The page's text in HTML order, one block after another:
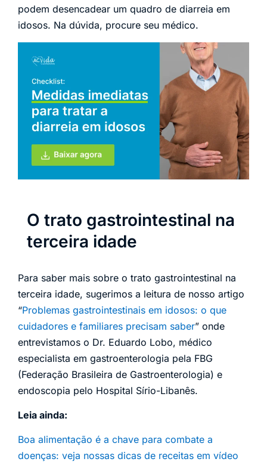
podem desencadear um quadro de diarreia em
idosos. Na dúvida, procure seu médico.
O trato gastrointestinal na
terceira idade
Para saber mais sobre o trato gastrointestinal na
terceira idade, sugerimos a leitura de nosso artigo
“Problemas gastrointestinais em idosos: o que
cuidadores e familiares precisam saber” onde
entrevistamos o Dr. Eduardo Lobo, médico
especialista em gastroenterologia pela FBG
(Federação Brasileira de Gastroenterologia) e
endoscopia pelo Hospital Sírio-Libanês.
Leia ainda:
Boa alimentação é a chave para combate a
doenças: veja nossas dicas de receitas em vídeo